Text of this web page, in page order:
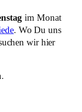
im Monat
. Wo Du uns
wir hier